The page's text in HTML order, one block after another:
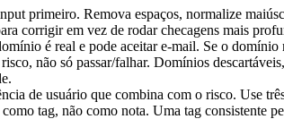
primeiro. Remova espaços, normalize
corrigir em vez de rodar checagens mais
é real e pode aceitar e-mail. Se o
não só passar/falhar. Domínios
de usuário que combina com o risco. Use
tag, não como nota. Uma tag consistente